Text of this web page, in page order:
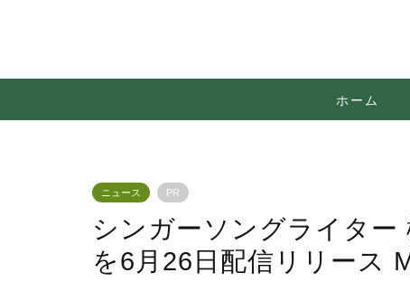
ホーム
ニュース PR
シンガーソングライター
を6月26日配信リリース